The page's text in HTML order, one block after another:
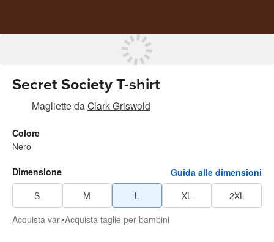
Secret Society T-shirt
Magliette da Clark Griswold
Colore
Nero
Dimensione
Guida alle dimensioni
S
M L XL
2XL
Acquista vari•Acquista taglie per bambini